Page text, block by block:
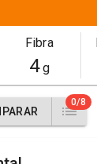
Fibra
4g
0/8